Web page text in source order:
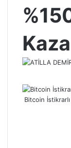
Bitcoin